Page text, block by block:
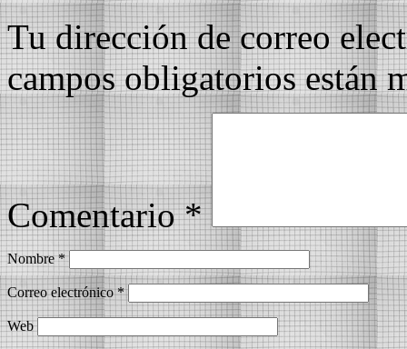
Tu dirección de correo
campos obligatorios están
Comentario*
Nombre*
Correo electrónico*
Web